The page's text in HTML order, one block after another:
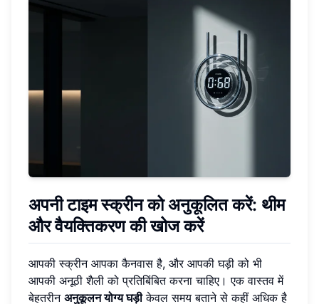
अपनी टाइम स्क्रीन को अनुकूलित करें: थीम
और वैयक्तिकरण की खोज करें
आपकी स्क्रीन आपका कैनवास है, और आपकी घड़ी को भी
आपकी अनूठी शैली को प्रतिबिंबित करना चाहिए। एक वास्तव में
बेहतरीन अनुकूलन योग्य घड़ीकेवल समय बताने से कहीं अधिक है